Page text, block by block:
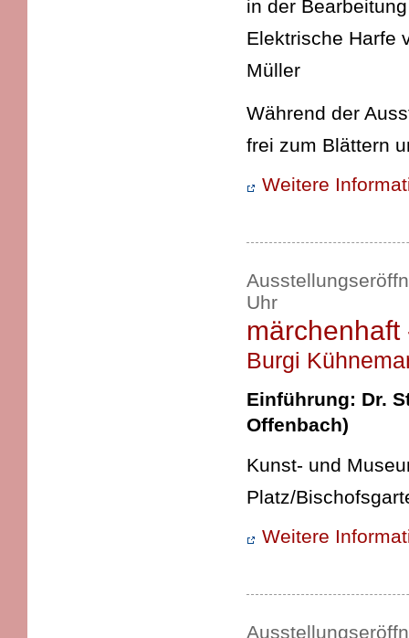
in der
Elektrische
Müller
Während der
frei zum Blättern
Weitere
Uhr
Burgi
Einführung: Dr.
Offenbach)
Kunst- und
Platz/
Weitere